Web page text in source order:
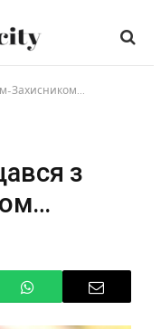
Захисником…
з